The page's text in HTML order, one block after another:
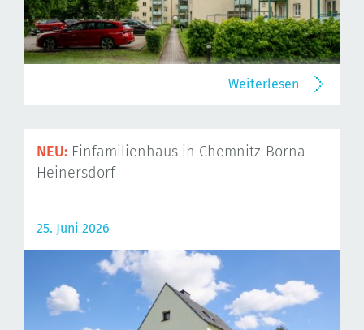
Weiterlesen
NEU: Einfamilienhaus in Chemnitz-Borna-
Heinersdorf
25. Juni 2026